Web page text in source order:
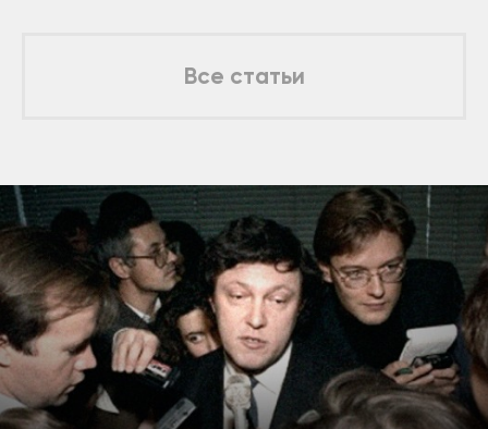
Все статьи